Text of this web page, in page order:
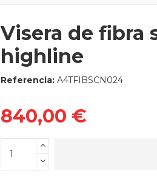
Visera de fibra
highline
Referencia: A4TFIBSCN024
840,00 €